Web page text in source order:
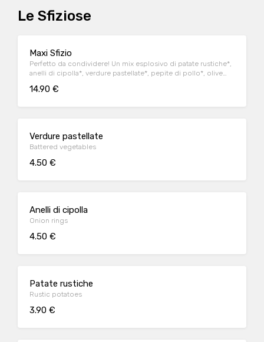
Le Sfiziose
Maxi Sfizio
Perfetto da condividere! Un mix esplosivo di patate rustiche*,
anelli di cipolla*, verdure pastellate*, pepite di pollo*, olive
14.90 €
Verdure pastellate
Battered vegetables
4.50 €
Anelli di cipolla
Onion rings
4.50 €
Patate rustiche
Rustic potatoes
3.90 €